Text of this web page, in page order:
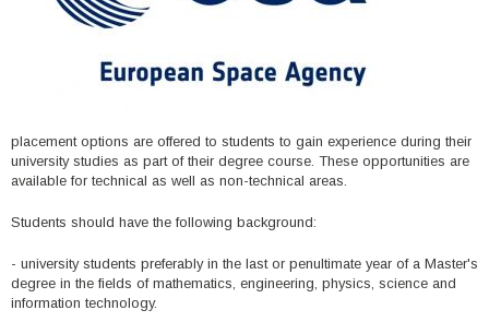
placement options are offered to students to gain experience during their
university studies as part of their degree course. These opportunities are
available for technical as well as non-technical areas.
Students should have the following background:
- university students preferably in the last or penultimate year of a Master's
degree in the fields of mathematics, engineering, physics, science and
information technology.